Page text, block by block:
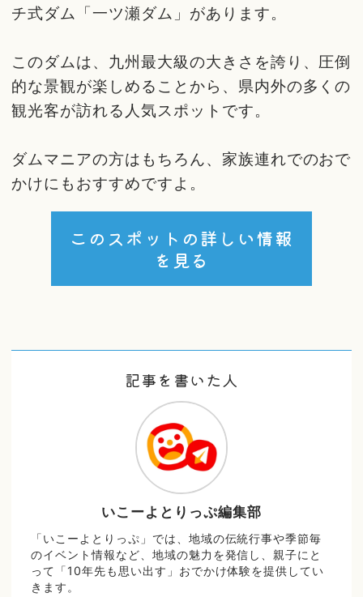
チ式ダム「一ツ瀬ダム」があります。
このダムは、九州最大級の大きさを誇り、圧倒
的な景観が楽しめることから、県内外の多くの
観光客が訪れる人気スポットです。
ダムマニアの方はもちろん、家族連れでのおで
かけにもおすすめですよ。
このスポットの詳しい情報
を見る
記事を書いた人
いこーよとりっぷ編集部
「いこーよとりっぷ」では、地域の伝統行事や季節毎
のイベント情報など、地域の魅力を発信し、親子にと
って「10年先も思い出す」おでかけ体験を提供してい
きます。